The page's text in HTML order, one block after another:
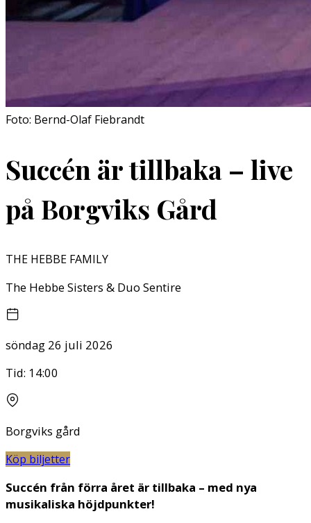
Foto: Bernd-Olaf Fiebrandt
Succén är tillbaka – live
på Borgviks Gård
THE HEBBE FAMILY
The Hebbe Sisters & Duo Sentire
söndag 26 juli 2026
Tid: 14:00
Borgviks gård
Köp biljetter
Succén från förra året är tillbaka – med nya
musikaliska höjdpunkter!